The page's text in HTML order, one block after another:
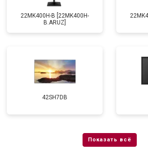
22MK400H-B [22MK400H-
B.ARUZ]
42SH7DB